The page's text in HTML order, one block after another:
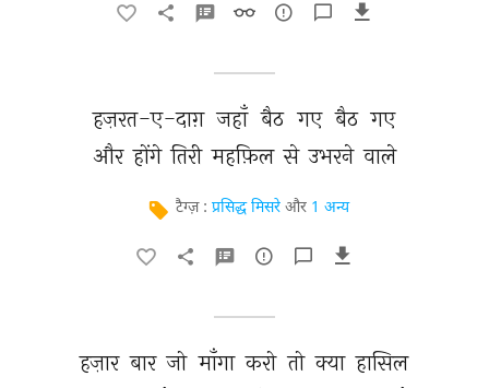
हज़रत-ए-दाग़ जहाँ बैठ गए बैठ गए
और होंगे तिरी महफ़िल से उभरने वाले
टैग्ज़ : प्रसिद्ध मिसरे और 1 अन्य
हज़ार बार जो माँगा करो तो क्या हासिल